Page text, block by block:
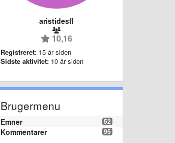
aristidesfl
10,16
Registreret: 15 år siden
Sidste aktivitet: 10 år siden
Brugermenu
52
Emner
95
Kommentarer